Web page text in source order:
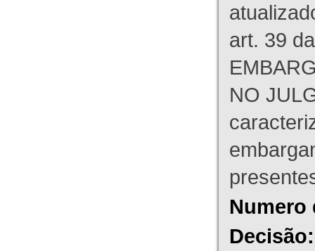
art. 39
NO
Numero
Decisão: